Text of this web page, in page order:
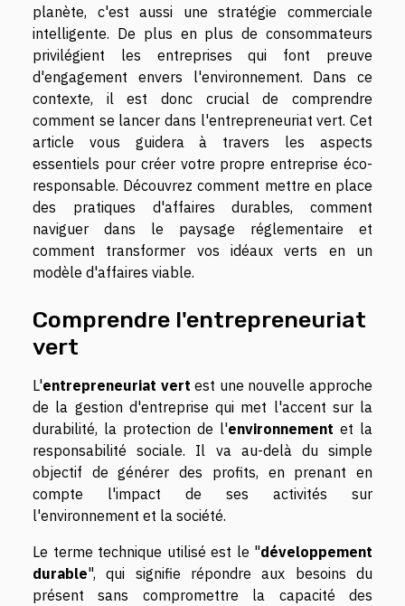
planète, c'est aussi une stratégie commerciale
intelligente. De plus en plus de consommateurs
privilégient les entreprises qui font preuve
d'engagement envers l'environnement. Dans ce
contexte, il est donc crucial de comprendre
comment se lancer dans l'entrepreneuriat vert. Cet
article vous guidera à travers les aspects
essentiels pour créer votre propre entreprise éco-
responsable. Découvrez comment mettre en place
des pratiques d'affaires durables, comment
naviguer dans le paysage réglementaire et
comment transformer vos idéaux verts en un
modèle d'affaires viable.
Comprendre l'entrepreneuriat
vert
L'entrepreneuriat vert est une nouvelle approche
de la gestion d'entreprise qui met l'accent sur la
durabilité, la protection de l'environnement et la
responsabilité sociale. Il va au-delà du simple
objectif de générer des profits, en prenant en
compte l'impact de ses activités sur
l'environnement et la société.
Le terme technique utilisé est le "développement
durable", qui signifie répondre aux besoins du
présent sans compromettre la capacité des